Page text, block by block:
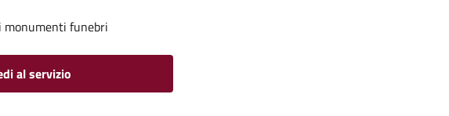
monumenti funebri
al servizio